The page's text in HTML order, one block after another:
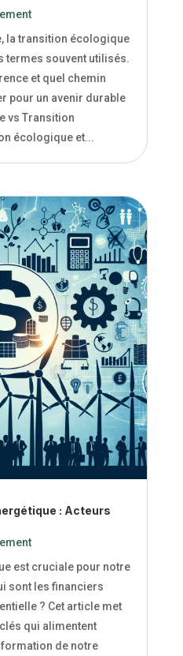
ou énergétique : Quel
la transition écologique
termes souvent utilisés.
pour un avenir durable
vs Transition
écologique et...